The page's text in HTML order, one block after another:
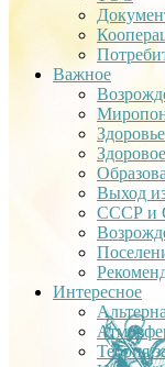
Важное
Выход
СССР и
Интересное
Теория